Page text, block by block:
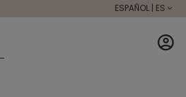
ESPAÑOL | ES